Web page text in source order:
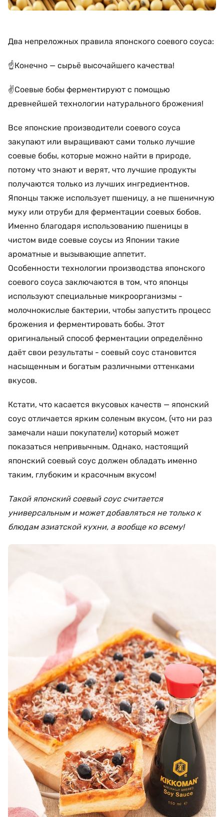
Два непреложных правила японского соевого соуса:
☝️Конечно — сырьё высочайшего качества!
✌️Соевые бобы ферментируют с помощью
древнейшей технологии натурального брожения!
Все японские производители соевого соуса
закупают или выращивают сами только лучшие
соевые бобы, которые можно найти в природе,
потому что знают и верят, что лучшие продукты
получаются только из лучших ингредиентнов.
Японцы также использует пшеницу, а не пшеничную
муку или отруби для ферментации соевых бобов.
Именно благодаря использованию пшеницы в
чистом виде соевые соусы из Японии такие
ароматные и вызывающие аппетит.
Особенности технологии производства японского
соевого соуса заключаются в том, что японцы
используют специальные микроорганизмы -
молочнокислые бактерии, чтобы запустить процесс
брожения и ферментировать бобы. Этот
оригинальный способ ферментации определённо
даёт свои результаты - соевый соус становится
насыщенным и богатым различными оттенками
вкусов.
Кстати, что касается вкусовых качеств — японский
соус отличается ярким соленым вкусом, (что ни раз
замечали наши покупатели) который может
показаться непривычным. Однако, настоящий
японский соевый соус должен обладать именно
таким, глубоким и красочным вкусом!
Такой японский соевый соус считается
универсальным и может добавляться не только к
блюдам азиатской кухни, а вообще ко всему!